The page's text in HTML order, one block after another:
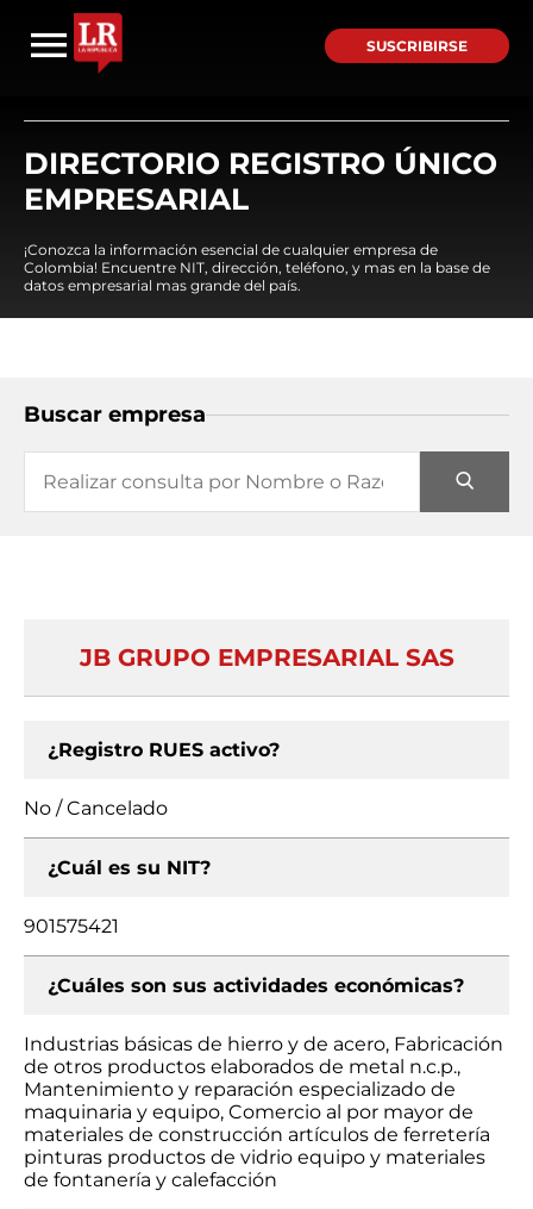
SUSCRIBIRSE
DIRECTORIO REGISTRO ÚNICO
EMPRESARIAL
¡Conozca la información esencial de cualquier empresa de
Colombia! Encuentre NIT, dirección, teléfono, y mas en la base de
datos empresarial mas grande del país.
Buscar empresa
JB GRUPO EMPRESARIAL SAS
¿Registro RUES activo?
No / Cancelado
¿Cuál es su NIT?
901575421
¿Cuáles son sus actividades económicas?
Industrias básicas de hierro y de acero, Fabricación
de otros productos elaborados de metal n.c.p.,
Mantenimiento y reparación especializado de
maquinaria y equipo, Comercio al por mayor de
materiales de construcción artículos de ferretería
pinturas productos de vidrio equipo y materiales
de fontanería y calefacción